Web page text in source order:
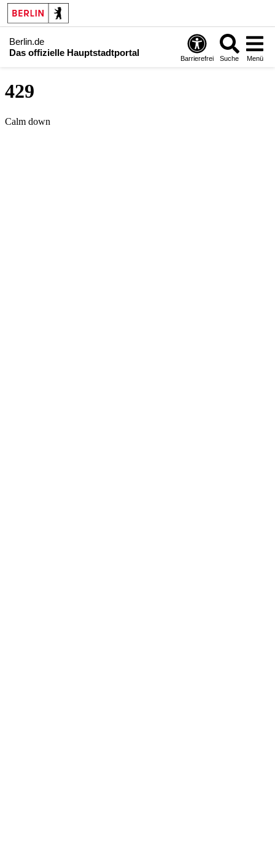
Berlin.de
Das offizielle Hauptstadtportal
Barrierefrei Suche Menü